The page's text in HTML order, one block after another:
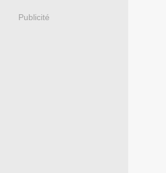
Publicité